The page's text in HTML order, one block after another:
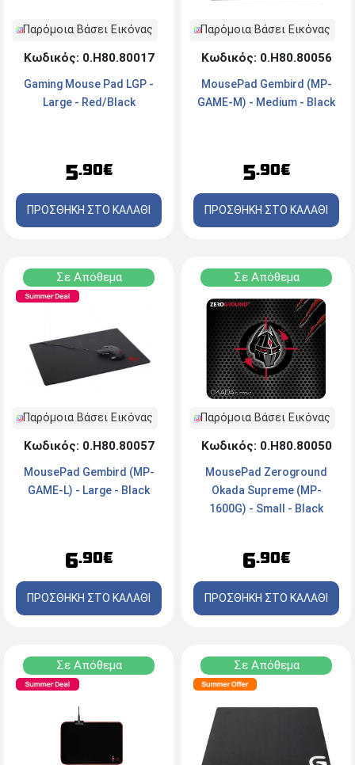
Παρόμοια Βάσει Εικόνας
Κωδικός: 0.Η80.80017
Gaming Mouse Pad LGP -
Large - Red/Black
5.90€
ΠΡΟΣΘΗΚΗ ΣΤΟ ΚΑΛΑΘΙ
Παρόμοια Βάσει Εικόνας
Κωδικός: 0.Η80.80056
MousePad Gembird (MP-
GAME-M) - Medium - Black
5.90€
ΠΡΟΣΘΗΚΗ ΣΤΟ ΚΑΛΑΘΙ
Σε Απόθεμα
Παρόμοια Βάσει Εικόνας
Κωδικός: 0.Η80.80057
MousePad Gembird (MP-
GAME-L) - Large - Black
6.90€
ΠΡΟΣΘΗΚΗ ΣΤΟ ΚΑΛΑΘΙ
Σε Απόθεμα
Παρόμοια Βάσει Εικόνας
Κωδικός: 0.Η80.80050
MousePad Zeroground
Okada Supreme (MP-
1600G) - Small - Black
6.90€
ΠΡΟΣΘΗΚΗ ΣΤΟ ΚΑΛΑΘΙ
Σε Απόθεμα Σε Απόθεμα